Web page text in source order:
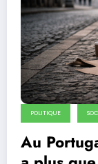
POLITIQUE
Au